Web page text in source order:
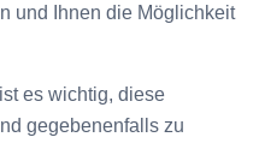
und Ihnen die Möglichkeit
es wichtig, diese
gegebenenfalls zu